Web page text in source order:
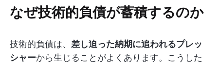
なぜ技術的負債が蓄積するのか
技術的負債は、 差し迫った納期に追われるプレッ
シャーから生じることがよくあります。こうした